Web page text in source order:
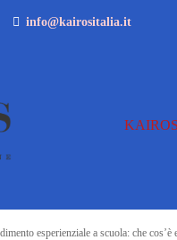
info@kairositalia.it
KAIROS
esperienziale a scuola: che cos’è